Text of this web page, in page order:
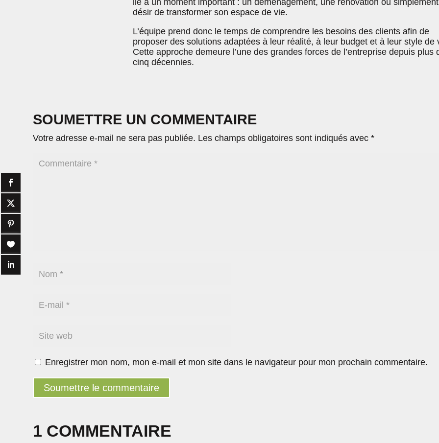
désir de transformer son espace de vie.
L’équipe prend donc le temps de comprendre les besoins des clients afin de
proposer des solutions adaptées à leur réalité, à leur budget et à leur style de
Cette approche demeure l’une des grandes forces de l’entreprise depuis plus
cinq décennies.
1 COMMENTAIRE
SOUMETTRE UN COMMENTAIRE
Votre adresse e-mail ne sera pas publiée. Les champs obligatoires sont indiqués avec*
Enregistrer mon nom, mon e-mail et mon site dans le navigateur pour mon prochain commentaire.
Soumettre le commentaire